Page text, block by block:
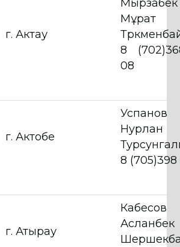
г. Актау
Мырзабек
Мұрат
8
08
г. Актобе
Успанов
Нурлан
8 (705)398
г. Атырау
Кабесов
Асланбек